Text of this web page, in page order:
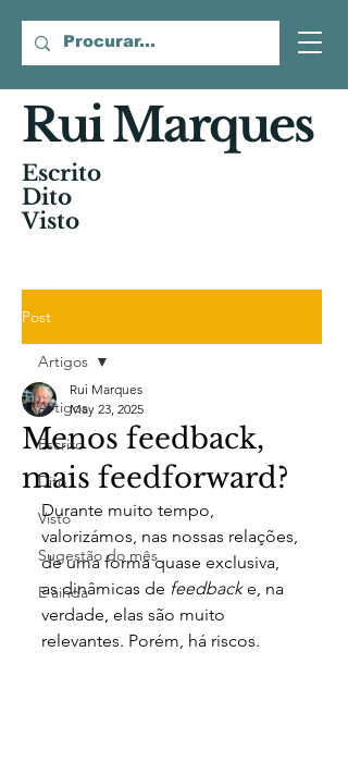
Rui Marques
Escrito
Dito
Visto
Post
Artigos
Escrito
Dito
Visto
Sugestão do mês
E ainda
Artigos
Menos feedback,
mais feedforward?
Rui Marques
May 23, 2025
Durante muito tempo,
valorizámos, nas nossas relações,
de uma forma quase exclusiva,
as dinâmicas de feedback e, na
verdade, elas são muito
relevantes. Porém, há riscos.